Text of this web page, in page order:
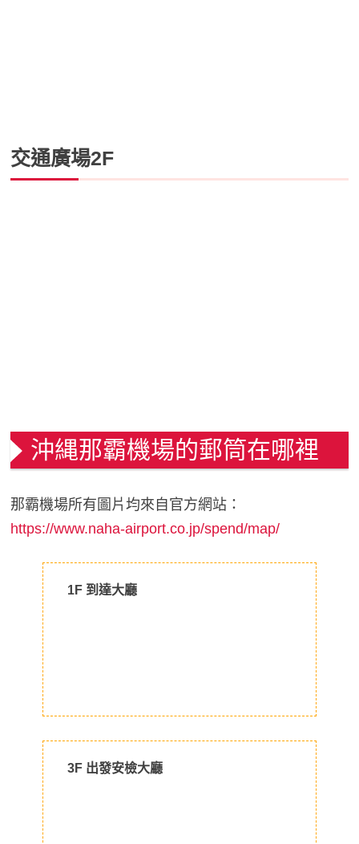
交通廣場2F
沖縄那霸機場的郵筒在哪裡
那霸機場所有圖片均來自官方網站：
https://www.naha-airport.co.jp/spend/map/
1F 到達大廳
3F 出發安檢大廳